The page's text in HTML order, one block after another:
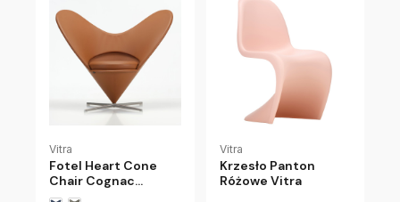
Vitra
Fotel Heart Cone
Chair Cognac
Leather Vitra
Vitra
Krzesło Panton
Różowe Vitra